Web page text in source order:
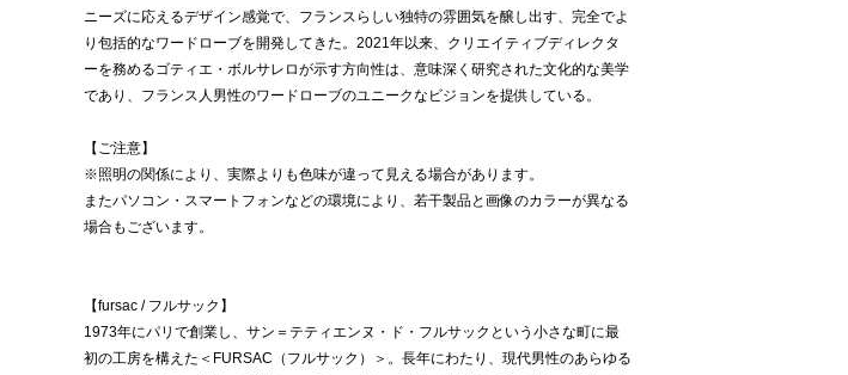
ニーズに応えるデザイン感覚で、フランスらしい独特の雰囲気を醸し出す、完全でよ
り包括的なワードローブを開発してきた。2021年以来、クリエイティブディレクタ
ーを務めるゴティエ・ボルサレロが示す方向性は、意味深く研究された文化的な美学
であり、フランス人男性のワードローブのユニークなビジョンを提供している。
【ご注意】
※照明の関係により、実際よりも色味が違って見える場合があります。
またパソコン・スマートフォンなどの環境により、若干製品と画像のカラーが異なる
場合もございます。
【fursac / フルサック】
1973年にパリで創業し、サン＝テティエンヌ・ド・フルサックという小さな町に最
初の工房を構えた＜FURSAC（フルサック）＞。長年にわたり、現代男性のあらゆる